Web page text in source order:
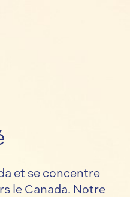
et se concentre
le Canada. Notre